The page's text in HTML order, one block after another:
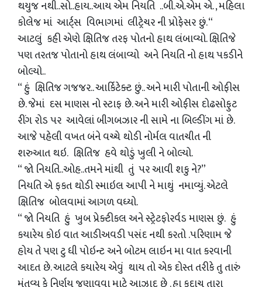
થયુજ નથી..સો..હાય..આય એમ નિયતિ ..બી.એ.એમ એ. , મહિલા
કોલેજ માં આર્ટ્સ વિભાગમાં લીટ્રેચર ની પ્રોફેસર છું. “
આટલું કહી એણે ક્ષિતિજ તરફ પોતનો હાથ લંબાવ્યો. ક્ષિતિજે
પણ તરતજ પોતાનો હાથ લંબાવ્યો અને નિયતિ નો હાથ પકડીને
બોલ્યો..
“ હું ક્ષિતિજ ગજજર.. આર્કિટેક્ટ છું.. અને મારી પોતાની ઓફીસ
છે. જેમાં દસ માણસ નો સ્ટાફ છે. અને મારી ઓફીસ દોઢસોફુટ
રીંગ રોડ પર આવેલાં બીગબઝાર ની સામે ના બિલ્ડીંગ માં છે.
આજે પહેલી વખત બંને વચ્ચે થોડી નોર્મલ વાતચીત ની
શરુઆત થઇ. ક્ષિતિજ હવે થોડું ખુલી ને બોલ્યો.
“ જો નિયતિ..ઓહ..તમને માંથી તું પર આવી શકુ ને?”
નિયતિ એ ફકત થોડી સ્માઇલ આપી ને માથું નમાવ્યું. એટલે
ક્ષિતિજ બોલવામાં આગળ વધ્યો.
“ જો નિયતિ હું ખુબ પ્રેક્ટીકલ અને સ્ટ્રેટફોરર્વડ માણસ છું. હું
કયારેય કોઇ વાત આડીઅવડી પસંદ નથી કરતો .પરિણામ જે
હોય તે પણ ટુ ધી પોઇન્ટ અને બોટમ લાઇન મા વાત કરવાની
આદત છે. આટલે કયારેય એવું થાય તો એક દોસ્ત તરીકે તુ તારું